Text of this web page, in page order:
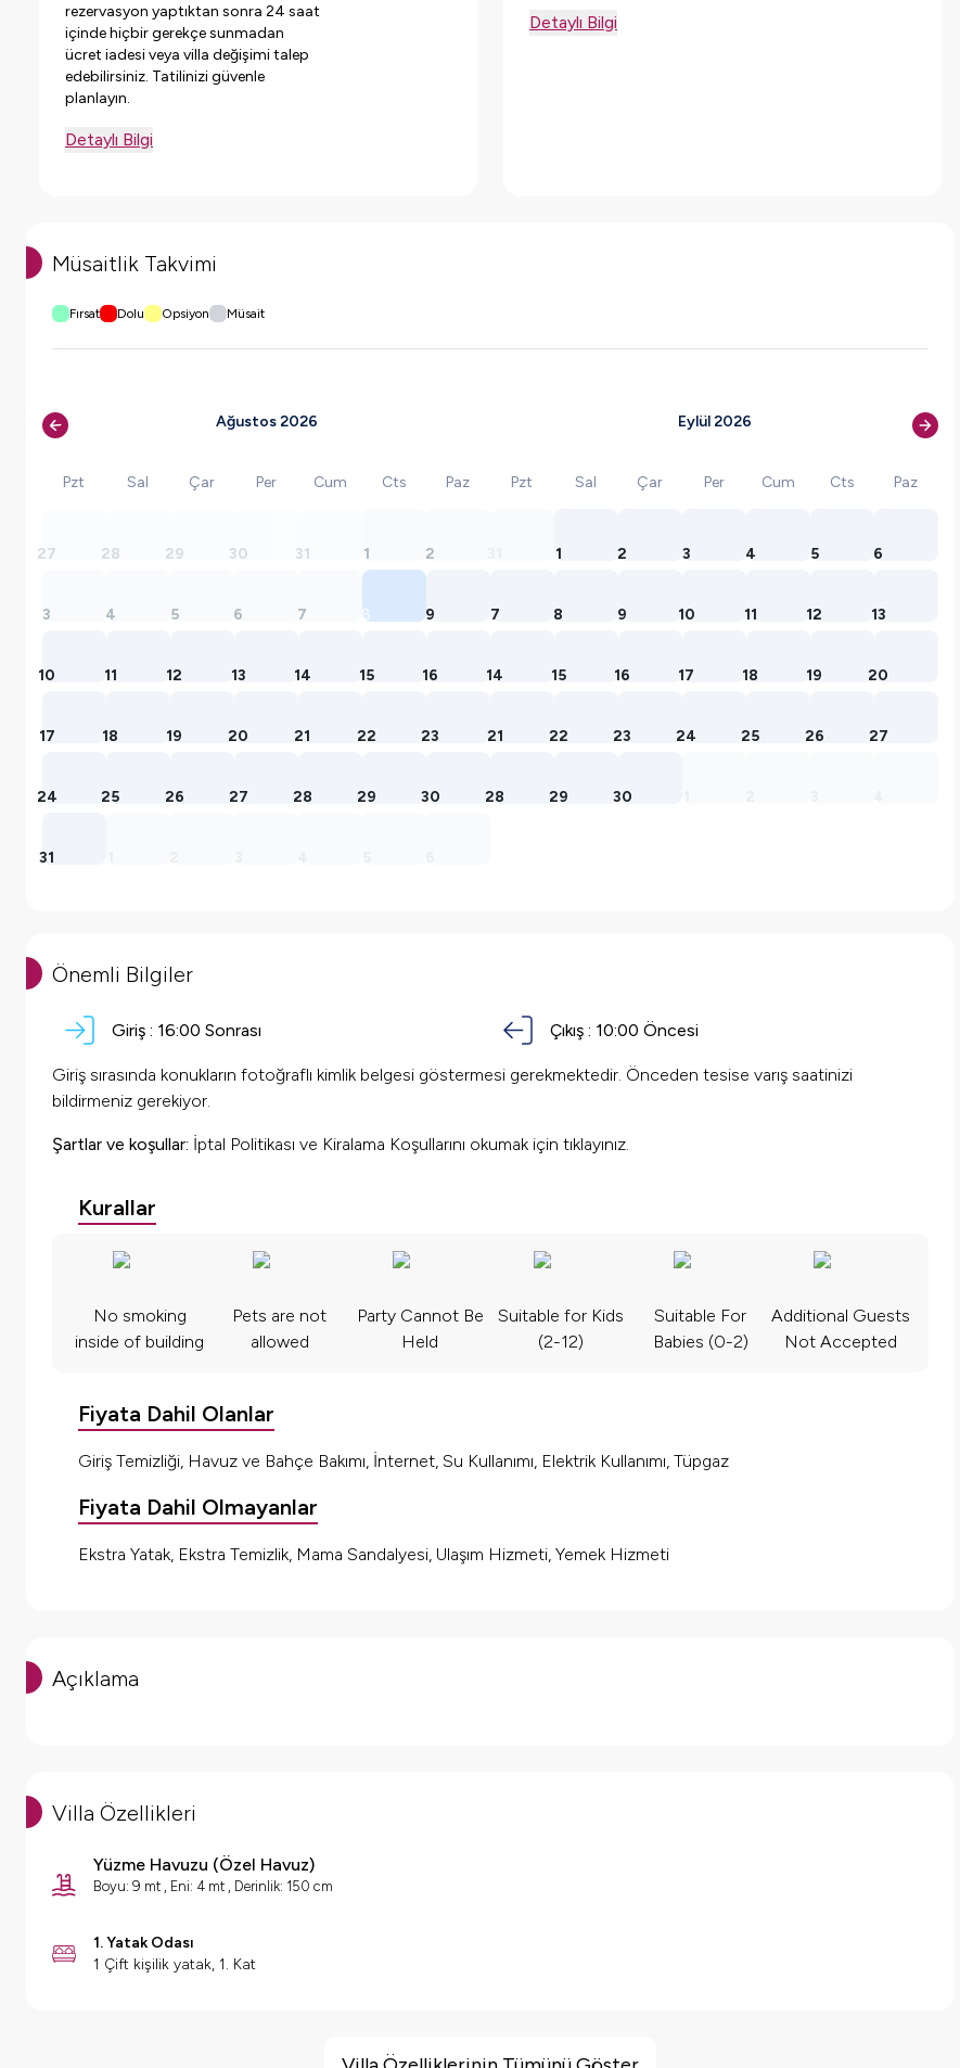
rezervasyon yaptıktan sonra 24 saat
içinde hiçbir gerekçe sunmadan
ücret iadesi veya villa değişimi talep
edebilirsiniz. Tatilinizi güvenle
planlayın.
Detaylı Bilgi
Detaylı Bilgi
Müsaitlik Takvimi
Fırsat Dolu Opsiyon Müsait
Ağustos 2026
Pzt Sal Çar Per Cum Cts Paz
27 28 29 30 31 1 2
3 4 5 6 7 8 9
10 11 12 13 14 15 16
17 18 19 20 21 22 23
24 25 26 27 28 29 30
31
Eylül 2026
Pzt Sal Çar Per Cum Cts Paz
1 2 3 4 5 6
7 8 9 10 11 12 13
14 15 16 17 18 19 20
21 22 23 24 25 26 27
28 29 30
Önemli Bilgiler
Giriş : 16:00 Sonrası Çıkış : 10:00 Öncesi
Giriş sırasında konukların fotoğraflı kimlik belgesi göstermesi gerekmektedir. Önceden tesise varış saatinizi
bildirmeniz gerekiyor.
Şartlar ve koşullar: İptal Politikası ve Kiralama Koşullarını okumak için tıklayınız.
Kurallar
No smoking
inside of building
Pets are not
allowed
Party Cannot Be
Held
Suitable for Kids
(2-12)
Suitable For
Babies (0-2)
Additional Guests
Not Accepted
Fiyata Dahil Olanlar
Giriş Temizliği, Havuz ve Bahçe Bakımı, İnternet, Su Kullanımı, Elektrik Kullanımı, Tüpgaz
Fiyata Dahil Olmayanlar
Ekstra Yatak, Ekstra Temizlik, Mama Sandalyesi, Ulaşım Hizmeti, Yemek Hizmeti
Açıklama
Villa Özellikleri
Yüzme Havuzu (Özel Havuz)
Boyu: 9 mt , Eni: 4 mt , Derinlik: 150 cm
1. Yatak Odası
1 Çift kişilik yatak, 1. Kat